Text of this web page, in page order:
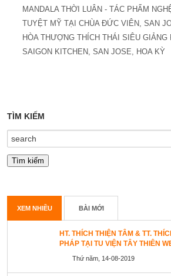
MANDALA THỜI LUÂN - TÁC PHẨM
TUYỆT MỸ TẠI CHÙA ĐỨC VIÊN, SAN
HÒA THƯỢNG THÍCH THÁI SIÊU GIẢNG
SAIGON KITCHEN, SAN JOSE, HOA KỲ
TÌM KIẾM
XEM NHIỀU BÀI MỚI
HT. THÍCH THIỆN TÂM & TT.
PHÁP TẠI TU VIỆN TÂY THIÊN
Thứ năm, 14-08-2019